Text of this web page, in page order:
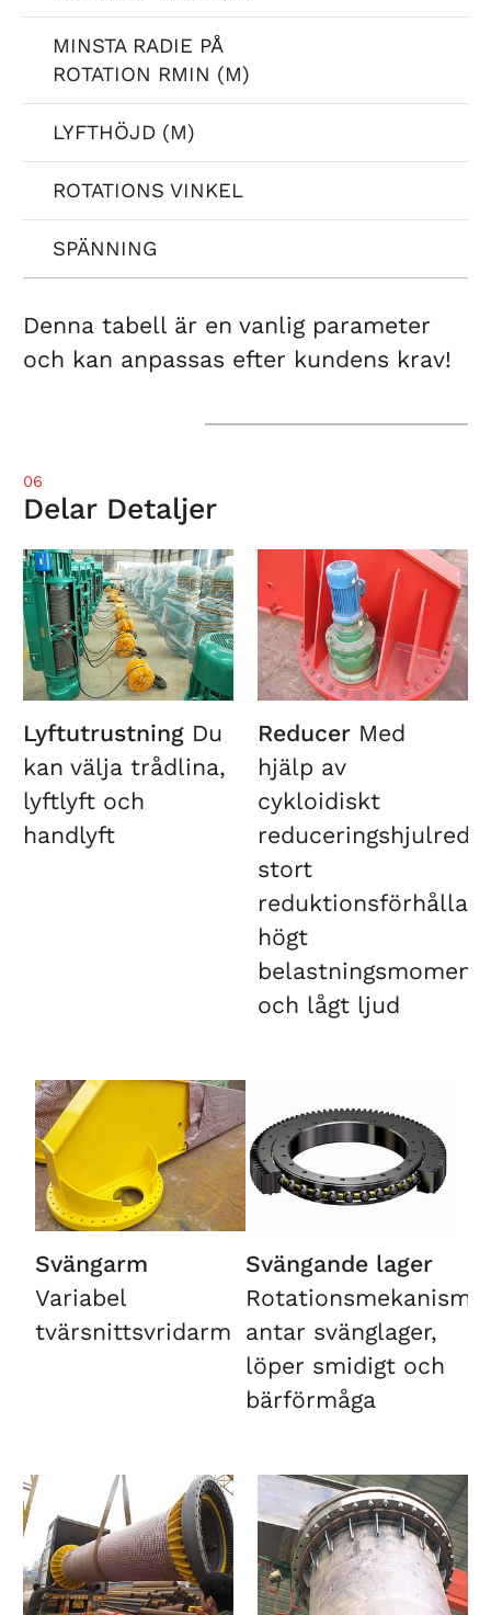
MINSTA RADIE PÅ
ROTATION RMIN (M)
LYFTHÖJD (M)
ROTATIONS VINKEL
SPÄNNING
Denna tabell är en vanlig parameter
och kan anpassas efter kundens krav!
06
Delar Detaljer
Lyftutrustning Du
kan välja trådlina,
lyftlyft och
handlyft
Reducer Med
hjälp av
cykloidiskt
stort
högt
belastningsmoment
och lågt ljud
Svängarm
Variabel
tvärsnittsvridarm
Svängande lager
Rotationsmekanism
antar svänglager,
löper smidigt och
bärförmåga